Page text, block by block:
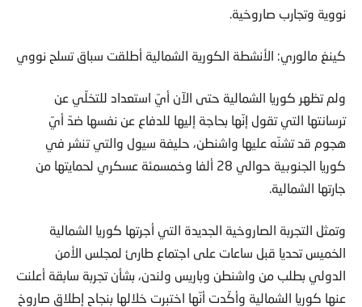
نووية وتجارب صاروخية.
كينغ مالوري: الأنشطة الكورية الشمالية أطلقت سباق تسلح نووي
ولم تظهر كوريا الشمالية حتى الآن أيّ استعداد للتخلّي عن
ترسانتها التي تقول إنّها بحاجة إليها للدفاع عن نفسها ضدّ أيّ
هجوم قد تشنّه عليها واشنطن، حليفة سيول والتي تنشر في
كوريا الجنوبية حوالي 28 ألفا وخمسمئة عسكري لحمايتها من
جارتها الشمالية.
وتمثل التجربة الصاروخية الجديدة التي أجرتها كوريا الشمالية
الخميس تحديا قبل ساعات على اجتماع طارئ لمجلس الأمن
الدولي بطلب من واشنطن وباريس ولندن، بشأن تجربة سابقة أعلنت
عنها كوريا الشمالية وأكّدت أنّها اختبرت خلالها بنجاح إطلاق صاروخ